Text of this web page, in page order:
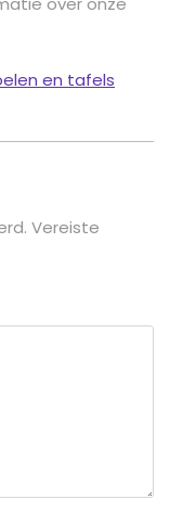
en tafels
Vereiste